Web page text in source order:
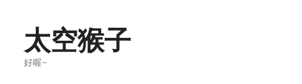
content太空猴子
好喔~